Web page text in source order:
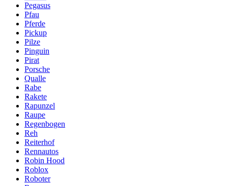
Pegasus
Pfau
Pferde
Pickup
Pilze
Pinguin
Pirat
Porsche
Qualle
Rabe
Rakete
Rapunzel
Raupe
Regenbogen
Reh
Reiterhof
Rennautos
Robin Hood
Roblox
Roboter